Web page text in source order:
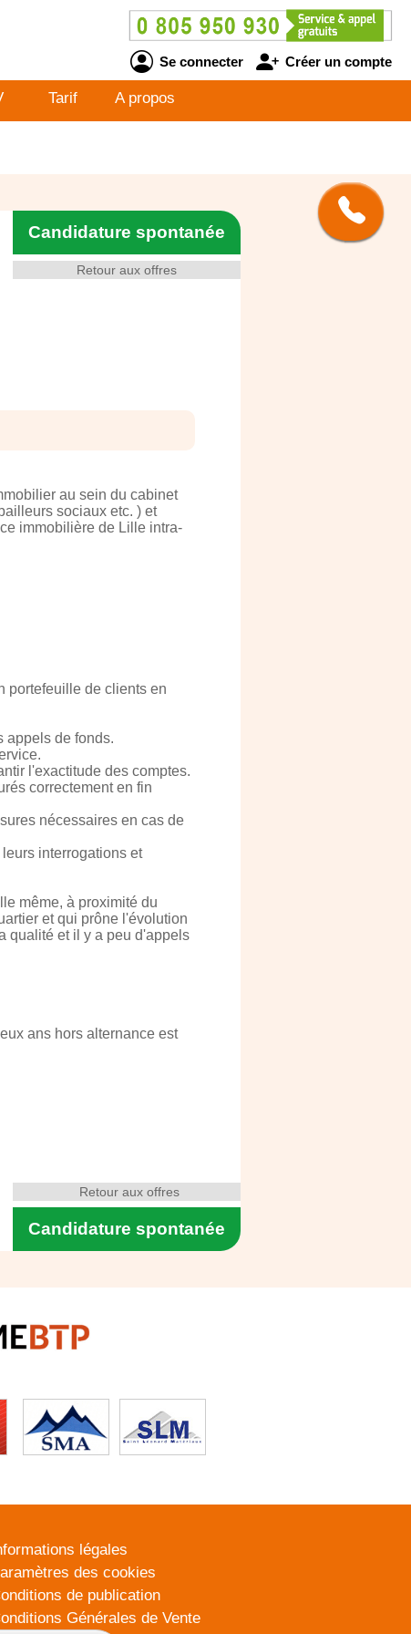
Se connecter Créer un compte
Tarif A propos
Retour aux offres
Candidature spontanée
au sein du cabinet
sociaux etc. ) et
immobilière de Lille intra-
portefeuille de clients en
appels de fonds.
l'exactitude des comptes.
correctement en fin
nécessaires en cas de
interrogations et
même, à proximité du
et qui prône l'évolution
qualité et il y a peu d'appels
ans hors alternance est
Candidature spontanée
Retour aux offres
légales
des cookies
de publication
Générales de Vente